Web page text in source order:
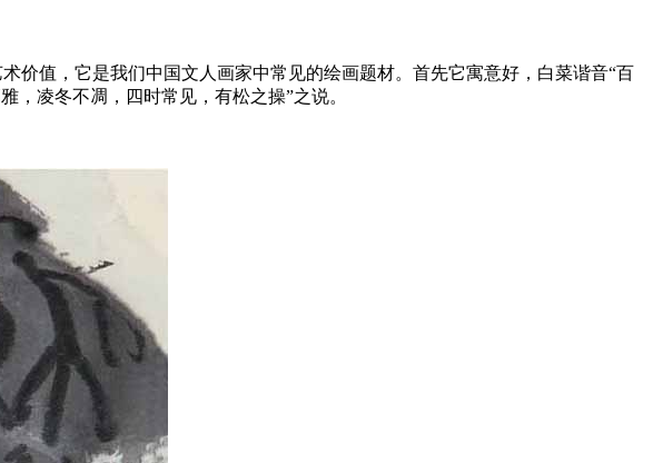
价值，它是我们中国文人画家中常见的绘画题材。首先它寓意好，白菜谐音“百
，凌冬不凋，四时常见，有松之操”之说。